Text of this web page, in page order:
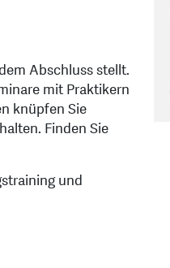
Abschluss stellt.
mit Praktikern
knüpfen Sie
Finden Sie
und